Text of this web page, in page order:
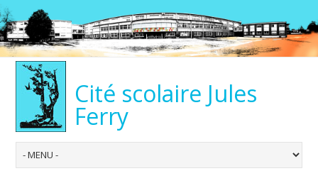
Cité scolaire Jules
Ferry